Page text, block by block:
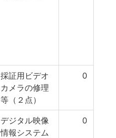
採証用ビデオ
カメラの修理
等（２点）
0
デジタル映像
情報システム
0